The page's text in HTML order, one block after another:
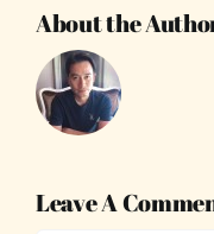
About the
Leave A